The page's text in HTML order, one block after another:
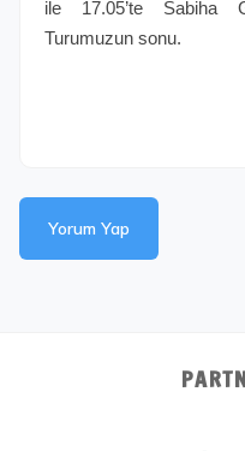
ile 17.05’te Sabiha
Turumuzun sonu.
Yorum Yap